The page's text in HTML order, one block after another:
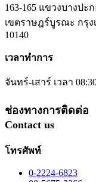
163-165 แขวงบางปะ
เขตราษฎร์บูรณะ กรุ
10140
เวลาทำการ
จันทร์-เสาร์ เวลา
ช่องทางการติดต่อ
Contact us
โทรศัพท์
0-2224-6823